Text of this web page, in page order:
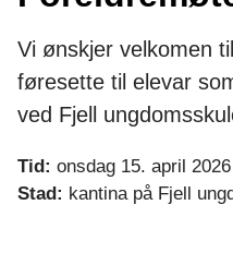
g
her:
Vi ønskjer velkomen
føresette til elevar
ved Fjell
Tid: onsdag 15. april
Stad: kantina på Fjell